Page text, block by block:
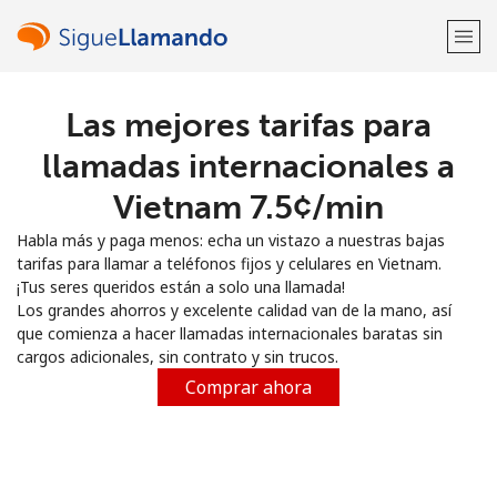
¡Bienvenido!
Regístrate con
o
Las mejores tarifas para
llamadas internacionales a
Vietnam ⁦7.5¢⁩/min
Habla más y paga menos: echa un vistazo a nuestras bajas
tarifas para llamar a teléfonos fijos y celulares en Vietnam.
¡Tus seres queridos están a solo una llamada!
Los grandes ahorros y excelente calidad van de la mano, así
que comienza a hacer llamadas internacionales baratas sin
cargos adicionales, sin contrato y sin trucos.
Comprar ahora